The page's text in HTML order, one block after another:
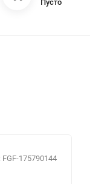
Пусто
FGF-175790144